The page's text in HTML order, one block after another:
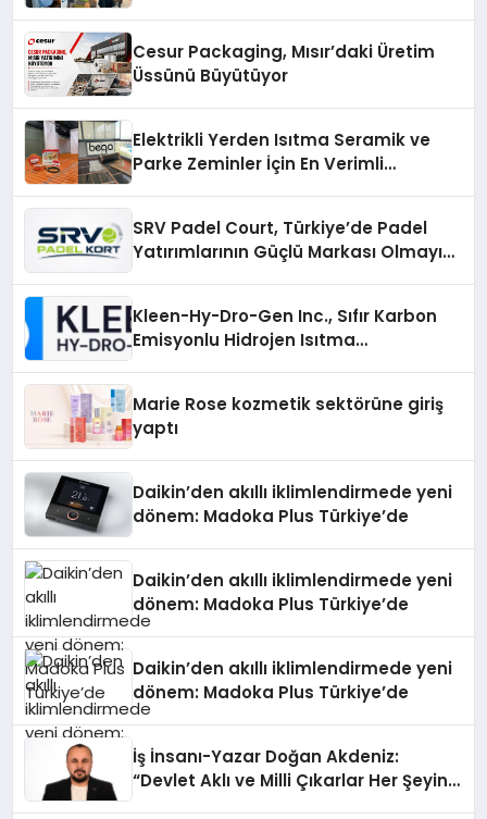
Cesur Packaging, Mısır’daki Üretim
Üssünü Büyütüyor
Elektrikli Yerden Isıtma Seramik ve
Parke Zeminler İçin En Verimli
SRV Padel Court, Türkiye’de Padel
Yatırımlarının Güçlü Markası Olmayı
Kleen-Hy-Dro-Gen Inc., Sıfır Karbon
Emisyonlu Hidrojen Isıtma
Marie Rose kozmetik sektörüne giriş
yaptı
Daikin’den akıllı iklimlendirmede yeni
dönem: Madoka Plus Türkiye’de
Daikin’den akıllı iklimlendirmede yeni
dönem: Madoka Plus Türkiye’de
Daikin’den akıllı iklimlendirmede yeni
dönem: Madoka Plus Türkiye’de
İş İnsanı-Yazar Doğan Akdeniz:
“Devlet Aklı ve Milli Çıkarlar Her Şeyin